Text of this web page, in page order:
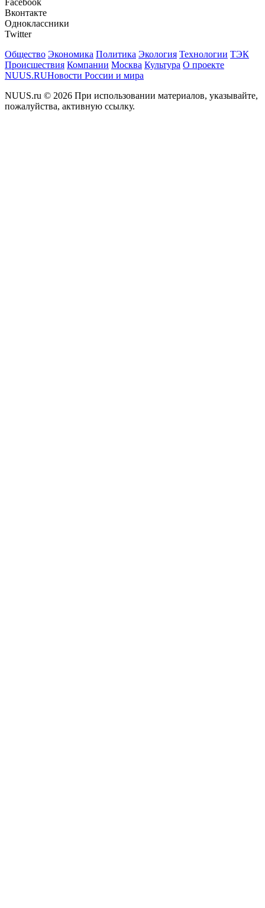
Facebook
Вконтакте
Одноклассники
Twitter
Общество Экономика Политика Экология Технологии ТЭК
Происшествия Компании Москва Культура О проекте
NUUS.RUНовости России и мира
NUUS.ru © 2026 При использовании материалов, указывайте,
пожалуйства, активную ссылку.